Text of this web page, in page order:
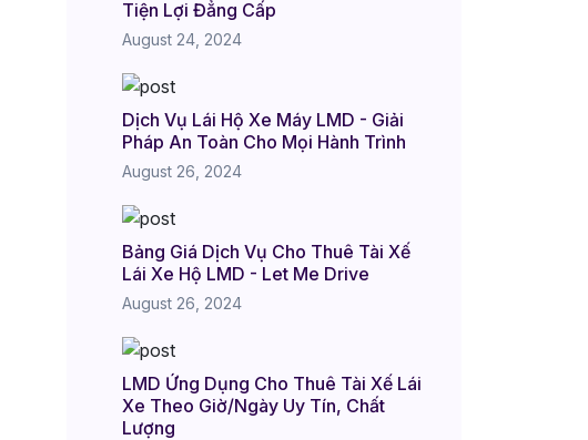
Tiện Lợi Đẳng Cấp
August 24, 2024
Dịch Vụ Lái Hộ Xe Máy LMD - Giải
Pháp An Toàn Cho Mọi Hành Trình
August 26, 2024
Bảng Giá Dịch Vụ Cho Thuê Tài Xế
Lái Xe Hộ LMD - Let Me Drive
August 26, 2024
LMD Ứng Dụng Cho Thuê Tài Xế Lái
Xe Theo Giờ/Ngày Uy Tín, Chất
Lượng